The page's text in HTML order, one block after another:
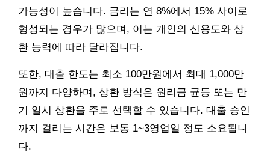
가능성이 높습니다. 금리는 연 8%에서 15% 사이로
형성되는 경우가 많으며, 이는 개인의 신용도와 상
환 능력에 따라 달라집니다.
또한, 대출 한도는 최소 100만원에서 최대 1,000만
원까지 다양하며, 상환 방식은 원리금 균등 또는 만
기 일시 상환을 주로 선택할 수 있습니다. 대출 승인
까지 걸리는 시간은 보통 1~3영업일 정도 소요됩니
다.